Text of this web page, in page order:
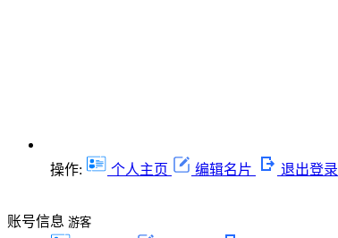
操作: 个人主页 编辑名片 退出登录
账号信息 游客